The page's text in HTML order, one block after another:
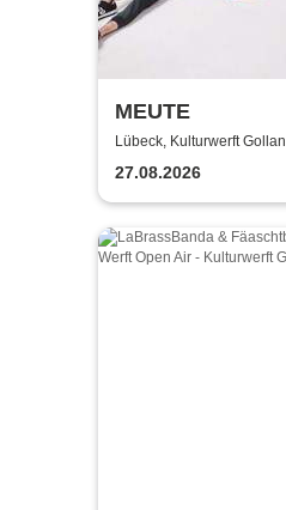
MEUTE
Lübeck, Kulturwerft Gollan
27.08.2026